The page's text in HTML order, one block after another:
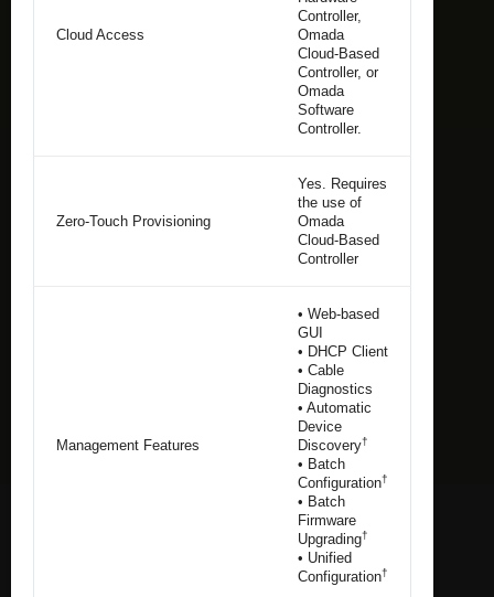
Cloud Access
Controller,
Omada
Cloud-Based
Controller, or
Omada
Software
Controller.
Zero-Touch Provisioning
Yes. Requires
the use of
Omada
Cloud-Based
Controller
Management Features
• Web-based
GUI
• DHCP Client
• Cable
Diagnostics
• Automatic
Device
Discovery†
• Batch
Configuration†
• Batch
Firmware
Upgrading†
• Unified
Configuration†